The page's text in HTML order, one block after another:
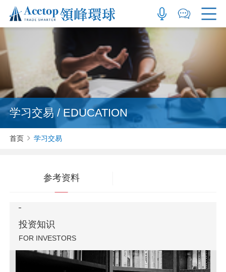
学习交易 / EDUCATION
首页 学习交易
参考资料
投资知识
FOR INVESTORS